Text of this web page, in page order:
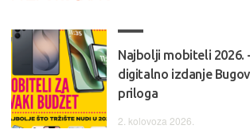
Najbolji mobiteli 2026.
digitalno izdanje
priloga
2. kolovoza 2026.